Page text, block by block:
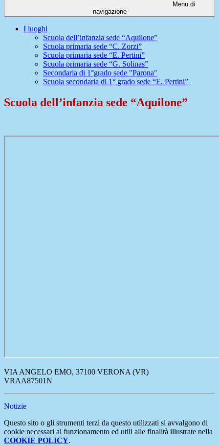
Menu di
navigazione
I luoghi
Scuola dell’infanzia sede “Aquilone”
Scuola primaria sede “C. Zorzi”
Scuola primaria sede “E. Pertini”
Scuola primaria sede “G. Solinas”
Secondaria di 1°grado sede "Parona"
Scuola secondaria di 1° grado sede “E. Pertini”
Scuola dell’infanzia sede “Aquilone”
VIA ANGELO EMO, 37100 VERONA (VR)
VRAA87501N
Notizie
Questo sito o gli strumenti terzi da questo utilizzati si avvalgono di
cookie necessari al funzionamento ed utili alle finalità illustrate nella
COOKIE POLICY.